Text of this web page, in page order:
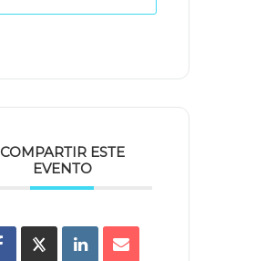
COMPARTIR ESTE
EVENTO